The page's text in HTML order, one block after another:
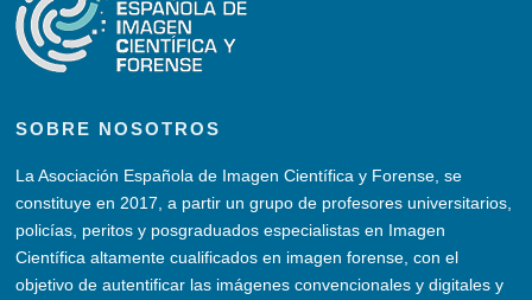
SOBRE NOSOTROS
La Asociación Española de Imagen Científica y Forense, se
constituye en 2017, a partir un grupo de profesores universitarios,
policías, peritos y posgraduados especialistas en Imagen
Científica altamente cualificados en imagen forense, con el
objetivo de autentificar las imágenes convencionales y digitales y